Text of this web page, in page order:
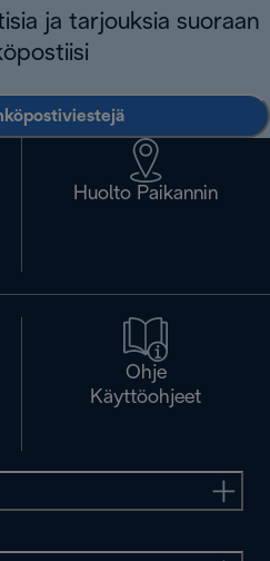
ja tarjouksia suoraan
Huolto Paikannin
Ohje
Käyttöohjeet